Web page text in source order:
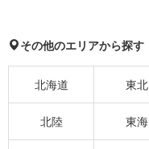
その他のエリアから探す
北海道 東北
北陸 東海